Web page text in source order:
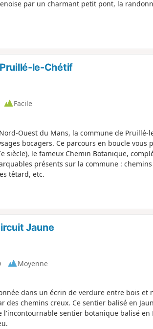
par un charmant petit pont, la
le-Chétif
Facile
Ouest du Mans, la commune de Pruillé-
bocagers. Ce parcours en boucle vous
le fameux Chemin Botanique,
présents sur la commune :
têtard, etc.
Jaune
Moyenne
dans un écrin de verdure entre bois et
des chemins creux. Ce sentier balisé en
sentier botanique balisé en